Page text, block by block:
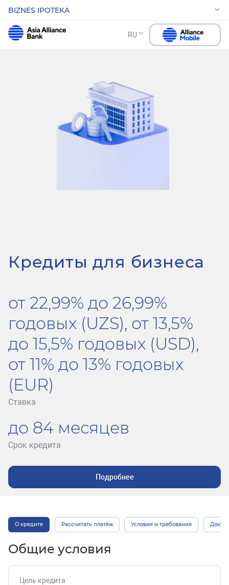
BIZNES IPOTEKA
RU
Кредиты для бизнеса
от 22,99% до 26,99%
годовых (UZS), от 13,5%
до 15,5% годовых (USD),
от 11% до 13% годовых
(EUR)
Ставка
до 84 месяцев
Срок кредита
Подробнее
О кредите Рассчитать платёж Условия и требования
Общие условия
Цель кредита